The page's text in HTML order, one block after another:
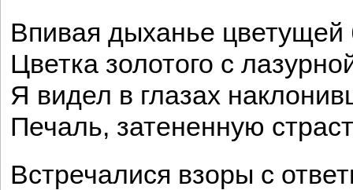
Впивая дыханье цветущей
Цветка золотого с
Я видел в глазах
Печаль, затененную
Встречалися взоры с